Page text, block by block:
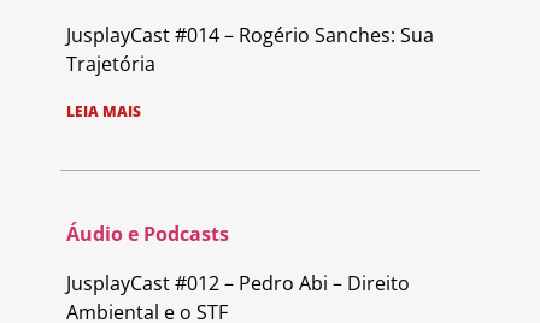
JusplayCast #014 – Rogério Sanches: Sua
Trajetória
LEIA MAIS
Áudio e Podcasts
JusplayCast #012 – Pedro Abi – Direito
Ambiental e o STF